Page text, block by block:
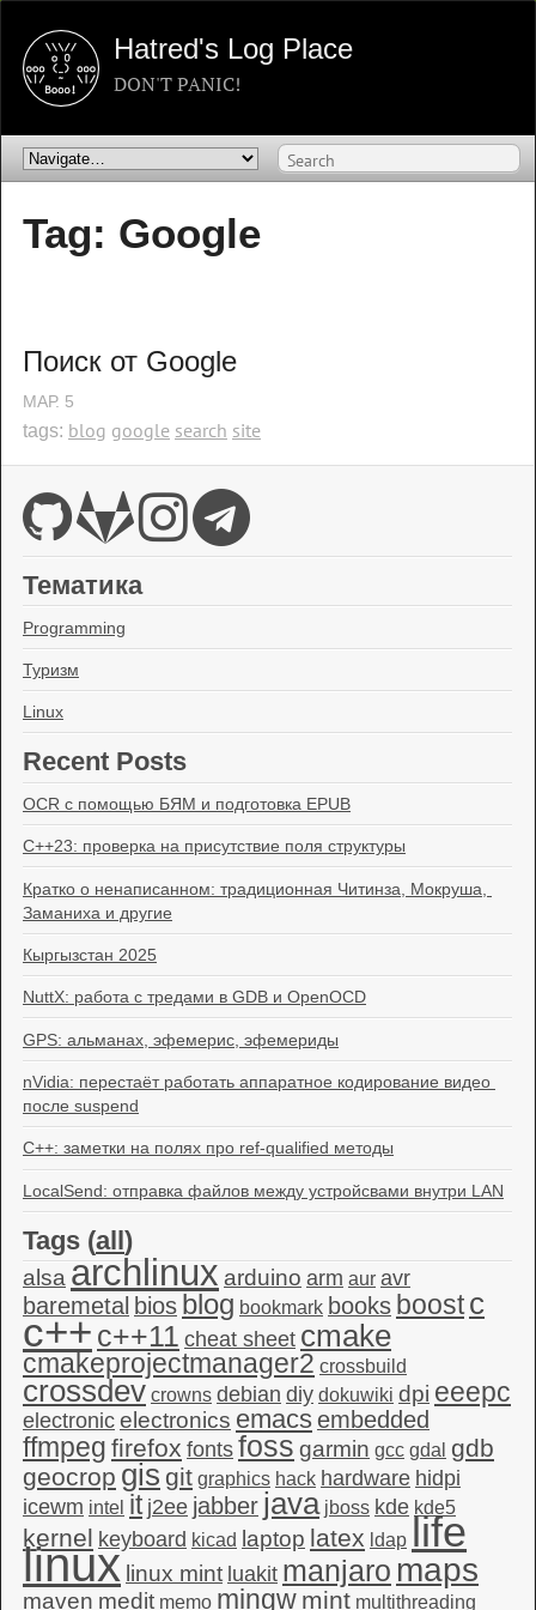
Hatred's Log Place
DON'T PANIC!
Tag: Google
Поиск от Google
МАР. 5
tags: blog google search site
Тематика
Programming
Туризм
Linux
Recent Posts
OCR с помощью БЯМ и подготовка EPUB
C++23: проверка на присутствие поля структуры
Кратко о ненаписанном: традиционная Читинза, Мокруша,
Заманиха и другие
Кыргызстан 2025
NuttX: работа с тредами в GDB и OpenOCD
GPS: альманах, эфемерис, эфемериды
nVidia: перестаёт работать аппаратное кодирование видео
после suspend
C++: заметки на полях про ref-qualified методы
LocalSend: отправка файлов между устройсвами внутри LAN
Tags (all)
alsa archlinux arduino arm aur avr
baremetal bios blog bookmark books boost c
c++c++11 cheat sheet cmake
cmakeprojectmanager2 crossbuild
crossdev crowns debian diy dokuwiki dpi eeepc
electronic electronics emacsembedded
ffmpeg firefox fonts foss garmin gcc gdal gdb
geocrop gis git graphics hack hardware hidpi
icewm intel it j2ee jabber java jboss kde kde5
kernel keyboard kicad laptop latex ldap life
linux linux mint luakit manjaro maps
maven medit memo mingw mint multithreading